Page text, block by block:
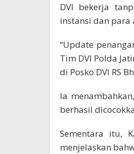
DVI bekerja
instansi dan para
“Update
Tim DVI Polda
di Posko DVI RS
Ia
berhasil
Sementara itu,
menjelaskan